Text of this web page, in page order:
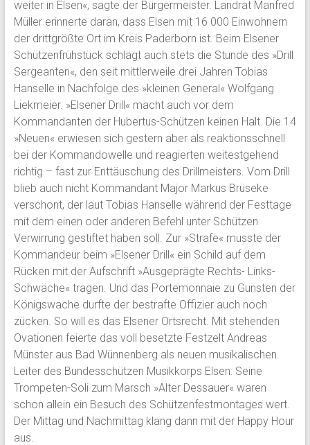
weiter in Elsen«, sagte der Bürgermeister. Landrat Manfred
Müller erinnerte daran, dass Elsen mit 16 000 Einwohnern
der drittgrößte Ort im Kreis Paderborn ist. Beim Elsener
Schützenfrühstück schlägt auch stets die Stunde des »Drill
Sergeanten«, den seit mittlerweile drei Jahren Tobias
Hanselle in Nachfolge des »kleinen General« Wolfgang
Liekmeier. »Elsener Drill« macht auch vor dem
Kommandanten der Hubertus-Schützen keinen Halt. Die 14
»Neuen« erwiesen sich gestern aber als reaktionsschnell
bei der Kommandowelle und reagierten weitestgehend
richtig – fast zur Enttäuschung des Drillmeisters. Vom Drill
blieb auch nicht Kommandant Major Markus Brüseke
verschont, der laut Tobias Hanselle während der Festtage
mit dem einen oder anderen Befehl unter Schützen
Verwirrung gestiftet haben soll. Zur »Strafe« musste der
Kommandeur beim »Elsener Drill« ein Schild auf dem
Rücken mit der Aufschrift »Ausgeprägte Rechts- Links-
Schwäche« tragen. Und das Portemonnaie zu Gunsten der
Königswache durfte der bestrafte Offizier auch noch
zücken. So will es das Elsener Ortsrecht. Mit stehenden
Ovationen feierte das voll besetzte Festzelt Andreas
Münster aus Bad Wünnenberg als neuen musikalischen
Leiter des Bundesschützen Musikkorps Elsen: Seine
Trompeten-Soli zum Marsch »Alter Dessauer« waren
schon allein ein Besuch des Schützenfestmontages wert.
Der Mittag und Nachmittag klang dann mit der Happy Hour
aus.